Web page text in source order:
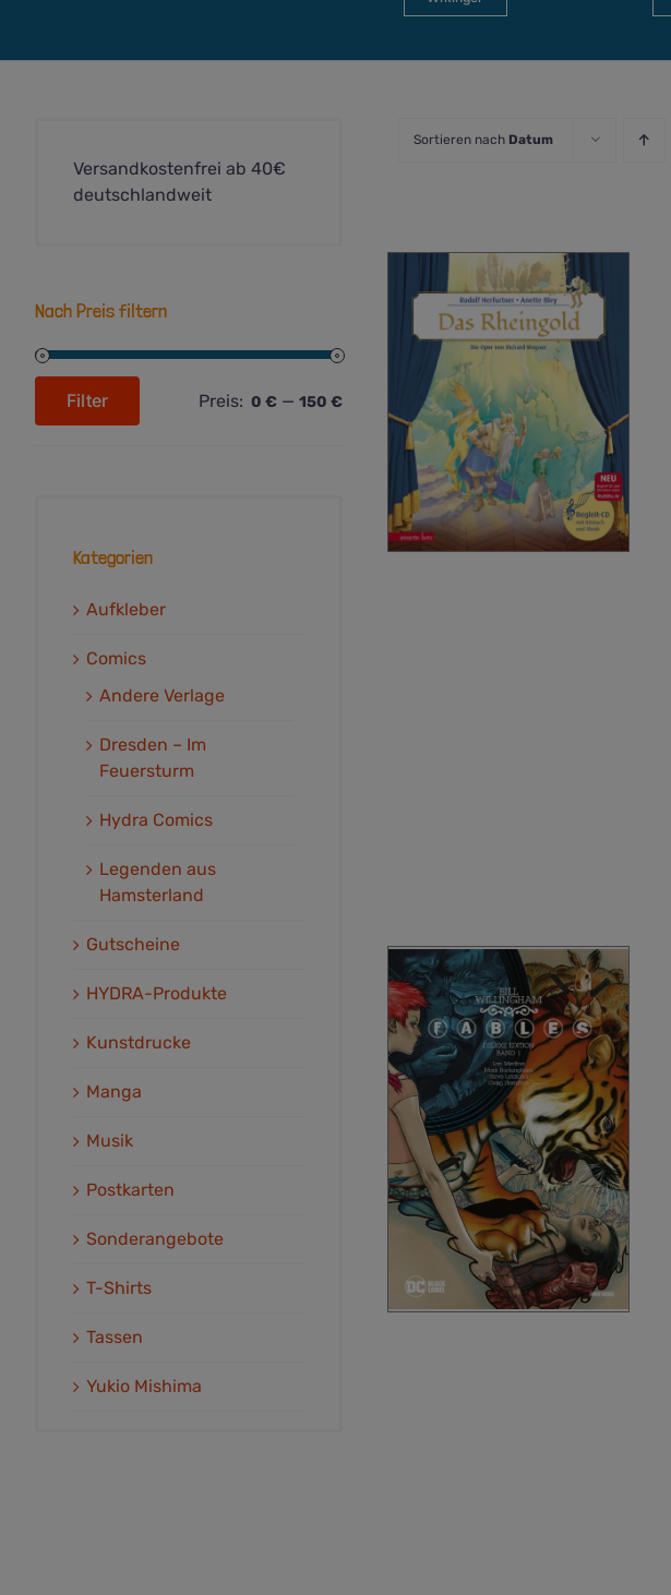
Sortieren nach Datum
Versandkostenfrei ab 40€
deutschlandweit
Nach Preis filtern
Max.
Filter Preis: 0 €— 150 €
Kategorien
Aufkleber
Comics
Andere Verlage
Dresden – Im
Feuersturm
Hydra Comics
Legenden aus
Hamsterland
Gutscheine
HYDRA-Produkte
Kunstdrucke
Manga
Musik
Postkarten
Sonderangebote
T-Shirts
Tassen
Yukio Mishima